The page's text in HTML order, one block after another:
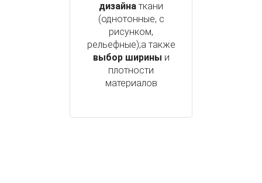
дизайна ткани
(однотонные, с
рисунком,
рельефные);а также
выбор ширины и
плотности
материалов